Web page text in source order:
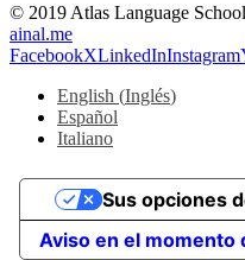
© 2019 Atlas Language
ainal.me
FacebookXLinkedInInstagram
English (Inglés)
Español
Italiano
Aviso en el momento
Sus opciones